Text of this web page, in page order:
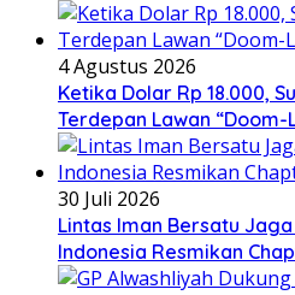
4 Agustus 2026
Ketika Dolar Rp 18.000,
Terdepan Lawan “Doom-
30 Juli 2026
Lintas Iman Bersatu Jaga
Indonesia Resmikan